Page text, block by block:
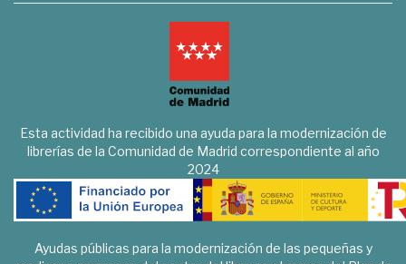
Esta actividad ha recibido una ayuda para la modernización de
librerías de la Comunidad de Madrid correspondiente al año
2024
Ayudas públicas para la modernización de las pequeñas y